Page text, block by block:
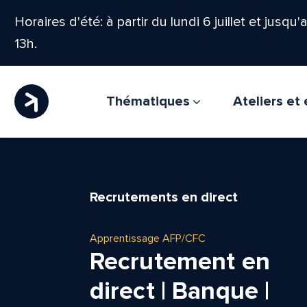
Horaires d'été: à partir du lundi 6 juillet et
13h.
Thématiques Ateliers et
Recrutements en direct
Apprentissage AFP/CFC
Recrutement en
direct | Banque |